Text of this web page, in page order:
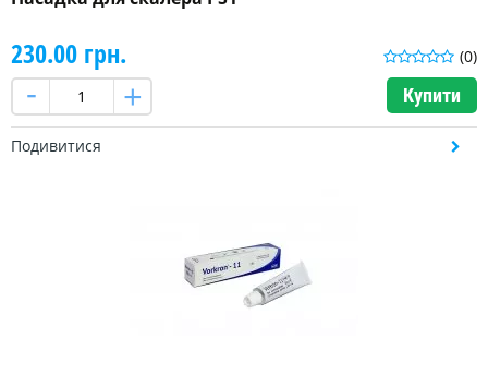
(0)
230.00 грн.
Купити
Подивитися